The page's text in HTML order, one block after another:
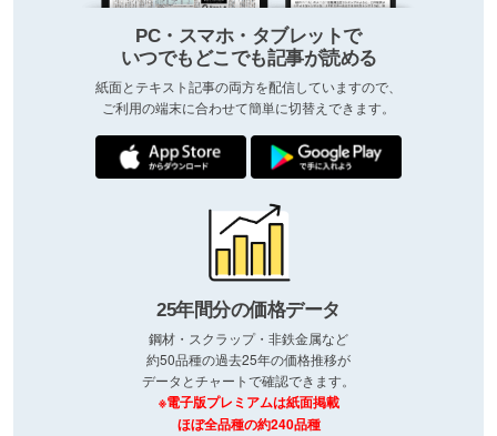
PC・スマホ・タブレットで
いつでもどこでも記事が読める
紙面とテキスト記事の両方を配信していますので、
ご利用の端末に合わせて簡単に切替えできます。
25年間分の価格データ
鋼材・スクラップ・非鉄金属など
約50品種の過去25年の価格推移が
データとチャートで確認できます。
※電子版プレミアムは紙面掲載
ほぼ全品種の約240品種